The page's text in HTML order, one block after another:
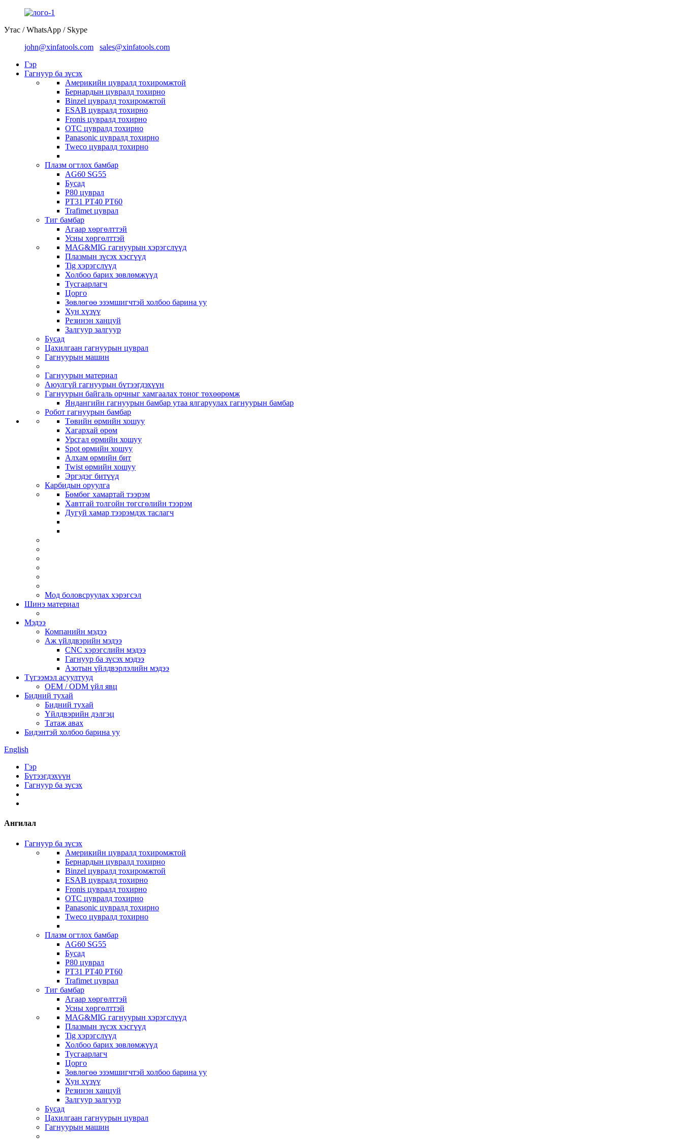
Утас / WhatsApp / Skype
john@xinfatools.com
sales@xinfatools.com
Гэр
Гагнуур ба зүсэх
Америкийн цувралд тохиромжтой
Бернардын цувралд тохирно
Binzel цувралд тохиромжтой
ESAB цувралд тохирно
Fronis цувралд тохирно
OTC цувралд тохирно
Panasonic цувралд тохирно
Tweco цувралд тохирно
Плазм огтлох бамбар
AG60 SG55
Бусад
P80 цуврал
PT31 PT40 PT60
Trafimet цуврал
Тиг бамбар
Агаар хөргөлттэй
Усны хөргөлттэй
MAG&MIG гагнуурын хэрэгслүүд
Плазмын зүсэх хэсгүүд
Tig хэрэгслүүд
Холбоо барих зөвлөмжүүд
Тусгаарлагч
Цорго
Зөвлөгөө эзэмшигчтэй холбоо барина уу
Хун хүзүү
Резинэн ханцуй
Залгуур залгуур
Бусад
Цахилгаан гагнуурын цуврал
Гагнуурын машин
Гагнуурын материал
Аюулгүй гагнуурын бүтээгдэхүүн
Гагнуурын байгаль орчныг хамгаалах тоног төхөөрөмж
Яндангийн гагнуурын бамбар утаа ялгаруулах гагнуурын бамбар
Робот гагнуурын бамбар
Төвийн өрмийн хошуу
Хагархай өрөм
Урсгал өрмийн хошуу
Spot өрмийн хошуу
Алхам өрмийн бит
Twist өрмийн хошуу
Эргэдэг битүүд
Карбидын оруулга
Бөмбөг хамартай тээрэм
Хавтгай толгойн төгсгөлийн тээрэм
Дугуй хамар тээрэмдэх таслагч
Мод боловсруулах хэрэгсэл
Шинэ материал
Мэдээ
Компанийн мэдээ
Аж үйлдвэрийн мэдээ
CNC хэрэгслийн мэдээ
Гагнуур ба зүсэх мэдээ
Азотын үйлдвэрлэлийн мэдээ
Түгээмэл асуултууд
OEM / ODM үйл явц
Бидний тухай
Бидний тухай
Үйлдвэрийн дэлгэц
Татаж авах
Бидэнтэй холбоо барина уу
English
Гэр
Бүтээгдэхүүн
Гагнуур ба зүсэх
Ангилал
Гагнуур ба зүсэх
Америкийн цувралд тохиромжтой
Бернардын цувралд тохирно
Binzel цувралд тохиромжтой
ESAB цувралд тохирно
Fronis цувралд тохирно
OTC цувралд тохирно
Panasonic цувралд тохирно
Tweco цувралд тохирно
Плазм огтлох бамбар
AG60 SG55
Бусад
P80 цуврал
PT31 PT40 PT60
Trafimet цуврал
Тиг бамбар
Агаар хөргөлттэй
Усны хөргөлттэй
MAG&MIG гагнуурын хэрэгслүүд
Плазмын зүсэх хэсгүүд
Tig хэрэгслүүд
Холбоо барих зөвлөмжүүд
Тусгаарлагч
Цорго
Зөвлөгөө эзэмшигчтэй холбоо барина уу
Хун хүзүү
Резинэн ханцуй
Залгуур залгуур
Бусад
Цахилгаан гагнуурын цуврал
Гагнуурын машин